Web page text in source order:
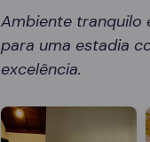
Ambiente tranquilo
para uma estadia
excelência.